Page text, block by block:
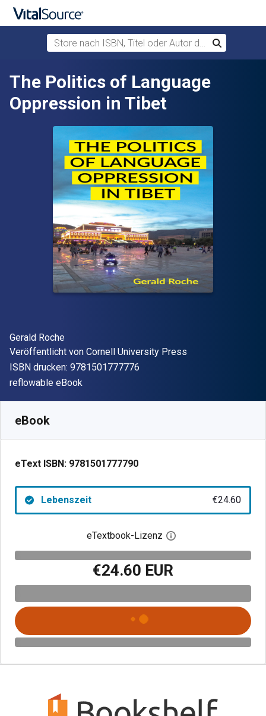
Zum Hauptinhalt springen
Store nach ISBN, Titel oder Autor durchsuchen
Suchen
The Politics of Language
Oppression in Tibet
Autor(en)
Gerald Roche
Verleger
Veröffentlicht von Cornell University Press
ISBN drucken: 9781501777776
Format
reflowable eBook
eBook
eText ISBN: 9781501777790
Lebenszeit €24.60
eTextbook-Lizenz Digitalen
€24.60 EUR